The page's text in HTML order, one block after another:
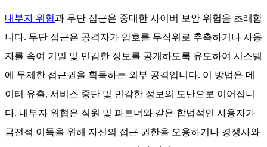
내부자 위협과 무단 접근은 중대한 사이버 보안 위험을 초래합
니다. 무단 접근은 공격자가 암호를 무작위로 추측하거나 사용
자를 속여 기밀 및 민감한 정보를 공개하도록 유도하여 시스템
에 무제한 접근권을 획득하는 외부 공격입니다. 이 방법은 데
이터 유출, 서비스 중단 및 민감한 정보의 도난으로 이어집니
다. 내부자 위협은 직원 및 파트너와 같은 합법적인 사용자가
금전적 이득을 위해 자신의 접근 권한을 오용하거나 경쟁사와